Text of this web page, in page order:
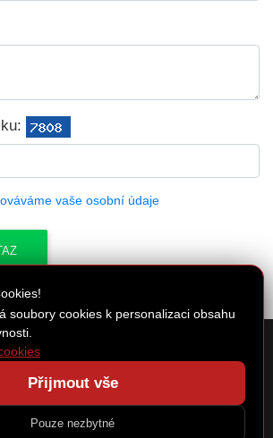
vaše osobní údaje
Lhota 290 01
Kučera | webové stránky:Regional|
soubory cookies k personalizaci obsahu
Přijmout vše
Pouze nezbytné